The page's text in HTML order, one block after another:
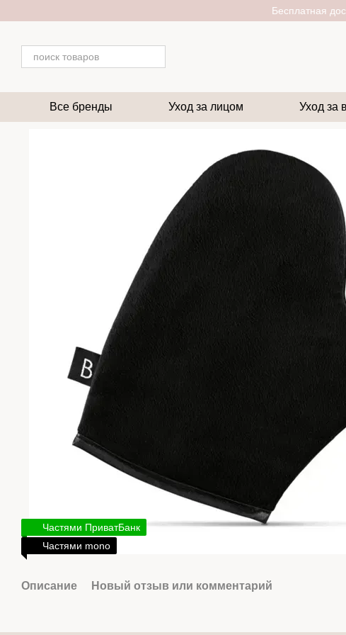
Бесплатная
Все бренды Уход за лицом Уход за
Частями ПриватБанк
Частями mono
Описание Новый отзыв или комментарий